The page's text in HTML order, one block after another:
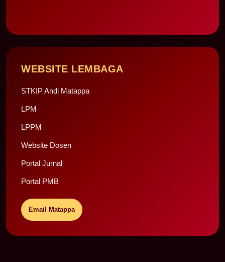
WEBSITE LEMBAGA
STKIP Andi Matappa
LPM
LPPM
Website Dosen
Portal Jurnal
Portal PMB
Email Matappa